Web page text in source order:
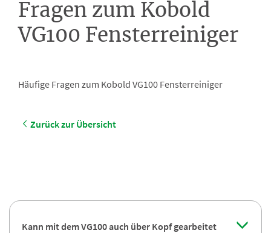
Fragen zum Kobold
VG100 Fensterreiniger
Häufige Fragen zum Kobold VG100 Fensterreiniger
Zurück zur Übersicht
Kann mit dem VG100 auch über Kopf gearbeitet